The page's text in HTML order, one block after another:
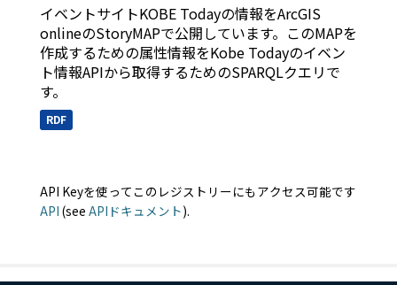
イベントサイトKOBE Todayの情報をArcGIS
onlineのStoryMAPで公開しています。このMAPを
作成するための属性情報をKobe Todayのイベン
ト情報APIから取得するためのSPARQLクエリで
す。
RDF
API Keyを使ってこのレジストリーにもアクセス可能です
API (see APIドキュメント).